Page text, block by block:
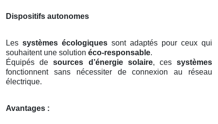
Dispositifs autonomes
Les systèmes écologiques sont adaptés pour ceux qui
souhaitent une solution éco-responsable.
Équipés desources d’énergie solaire, cessystèmes
fonctionnent sans nécessiter de connexion au réseau
électrique.
Avantages :